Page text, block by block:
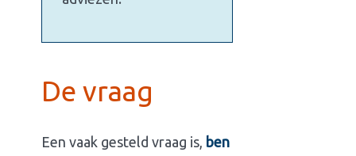
De vraag
Een vaak gesteld vraag is, ben